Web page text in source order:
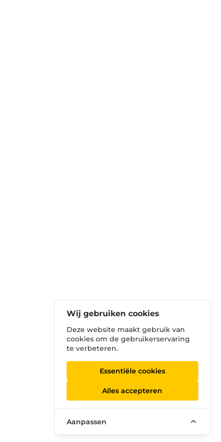
Wij gebruiken cookies
Deze website maakt gebruik van
cookies om de gebruikerservaring
te verbeteren.
Essentiële cookies
Alles accepteren
Aanpassen